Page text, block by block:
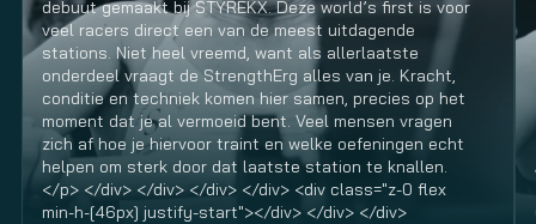
debuut gemaakt bij STYREKX. Deze world’s first is voor
veel racers direct een van de meest uitdagende
stations. Niet heel vreemd, want als allerlaatste
onderdeel vraagt de StrengthErg alles van je. Kracht,
conditie en techniek komen hier samen, precies op het
moment dat je al vermoeid bent. Veel mensen vragen
zich af hoe je hiervoor traint en welke oefeningen echt
helpen om sterk door dat laatste station te knallen.
</p> </div> </div> </div> </div> <div class="z-0 flex
min-h-[46px] justify-start"></div> </div> </div>